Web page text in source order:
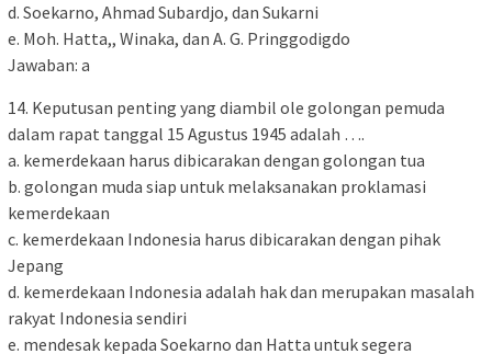
d. Soekarno, Ahmad Subardjo, dan Sukarni
e. Moh. Hatta,, Winaka, dan A. G. Pringgodigdo
Jawaban: a
14. Keputusan penting yang diambil ole golongan pemuda
dalam rapat tanggal 15 Agustus 1945 adalah ….
a. kemerdekaan harus dibicarakan dengan golongan tua
b. golongan muda siap untuk melaksanakan proklamasi
kemerdekaan
c. kemerdekaan Indonesia harus dibicarakan dengan pihak
Jepang
d. kemerdekaan Indonesia adalah hak dan merupakan masalah
rakyat Indonesia sendiri
e. mendesak kepada Soekarno dan Hatta untuk segera